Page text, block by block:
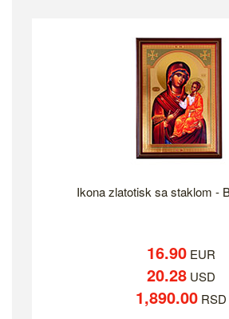
Ikona zlatotisk sa staklom -
16.90EUR
20.28USD
1,890.00RSD